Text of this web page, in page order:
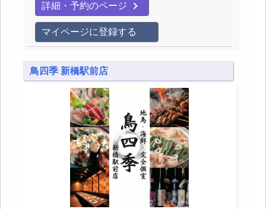
詳細・予約のページ
マイページに登録する
鳥四季 新橋駅前店